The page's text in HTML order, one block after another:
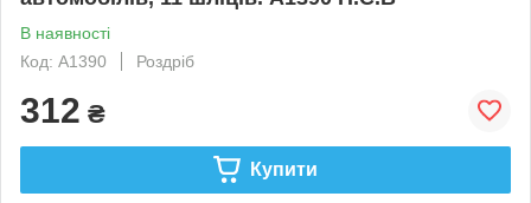
В наявності
Код: A1390
Роздріб
312 ₴
Купити